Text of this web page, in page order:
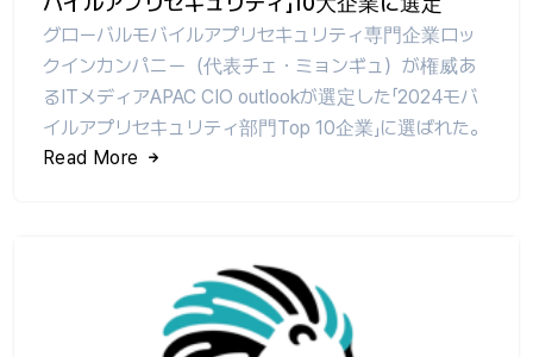
グローバルモバイルアプリセキュリティ専門企業ロッ
クインカンパニー（代表チェ・ミョンギュ）が権威あ
るITメディアAPAC CIO outlookが選定した「2024モバ
イルアプリセキュリティ部門Top 10企業」に選ばれた。
Read More